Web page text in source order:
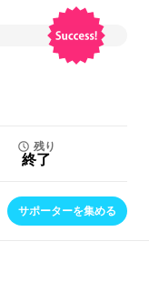
残り
終了
サポーターを集める